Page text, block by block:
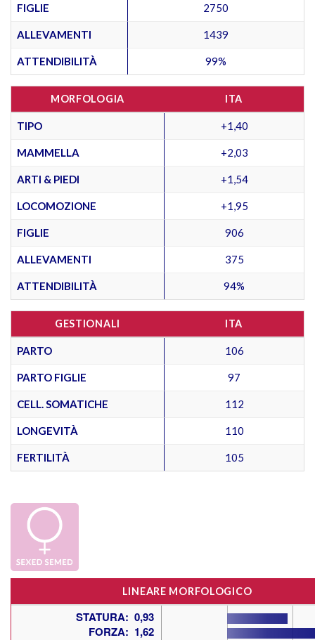
FIGLIE 2750
ALLEVAMENTI 1439
ATTENDIBILITÀ 99%
MORFOLOGIA ITA
TIPO +1,40
MAMMELLA +2,03
ARTI & PIEDI +1,54
LOCOMOZIONE +1,95
FIGLIE 906
ALLEVAMENTI 375
ATTENDIBILITÀ 94%
GESTIONALI ITA
PARTO 106
PARTO FIGLIE 97
CELL. SOMATICHE 112
LONGEVITÀ 110
FERTILITÀ 105
LINEARE MORFOLOGICO